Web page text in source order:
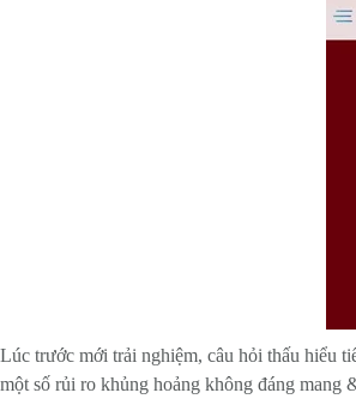
Lúc trước mới trải nghiệm, câu hỏi thấu hiểu
một số rủi ro khủng hoảng không đáng mang